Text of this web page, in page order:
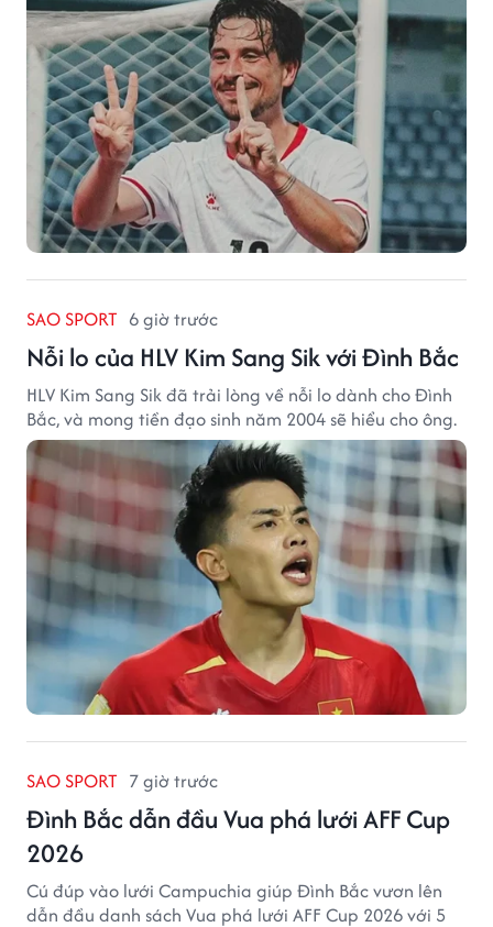
SAO SPORT 6 giờ trước
Nỗi lo của HLV Kim Sang Sik với Đình Bắc
HLV Kim Sang Sik đã trải lòng về nỗi lo dành cho Đình
Bắc, và mong tiền đạo sinh năm 2004 sẽ hiểu cho ông.
SAO SPORT 7 giờ trước
Đình Bắc dẫn đầu Vua phá lưới AFF Cup
2026
Cú đúp vào lưới Campuchia giúp Đình Bắc vươn lên
dẫn đầu danh sách Vua phá lưới AFF Cup 2026 với 5